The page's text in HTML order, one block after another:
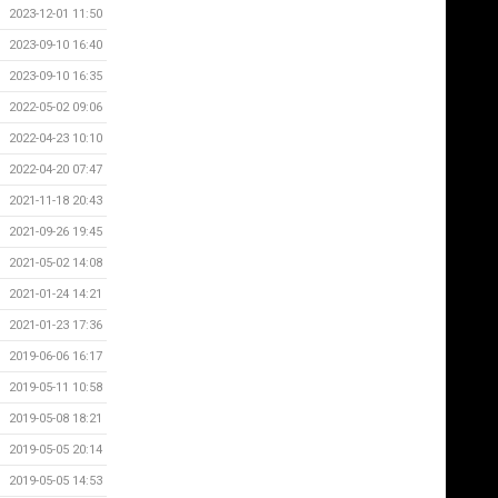
2023-12-01 11:50
2023-09-10 16:40
2023-09-10 16:35
2022-05-02 09:06
2022-04-23 10:10
2022-04-20 07:47
2021-11-18 20:43
2021-09-26 19:45
2021-05-02 14:08
2021-01-24 14:21
2021-01-23 17:36
2019-06-06 16:17
2019-05-11 10:58
2019-05-08 18:21
2019-05-05 20:14
2019-05-05 14:53